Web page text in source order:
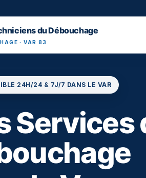
du Débouchage
· VAR 83
24H/24 & 7J/7 DANS LE VAR
Services